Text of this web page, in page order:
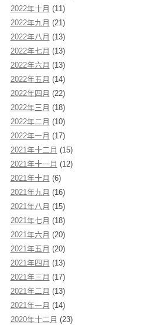
2022年十月 (11)
2022年九月 (21)
2022年八月 (13)
2022年七月 (13)
2022年六月 (13)
2022年五月 (14)
2022年四月 (22)
2022年三月 (18)
2022年二月 (10)
2022年一月 (17)
2021年十二月 (15)
2021年十一月 (12)
2021年十月 (6)
2021年九月 (16)
2021年八月 (15)
2021年七月 (18)
2021年六月 (20)
2021年五月 (20)
2021年四月 (13)
2021年三月 (17)
2021年二月 (13)
2021年一月 (14)
2020年十二月 (23)